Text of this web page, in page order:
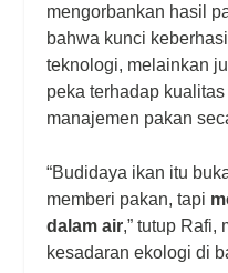
mengorbankan hasil
bahwa kunci
teknologi, melainkan
peka terhadap
manajemen pakan
“Budidaya ikan itu
memberi pakan, tapi
dalam air,” tutup Rafi,
kesadaran ekologi di